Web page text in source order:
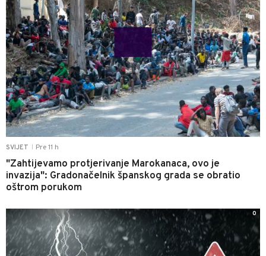
SVIJET Pre 11 h
"Zahtijevamo protjerivanje Marokanaca, ovo je
invazija": Gradonačelnik španskog grada se obratio
oštrom porukom
0